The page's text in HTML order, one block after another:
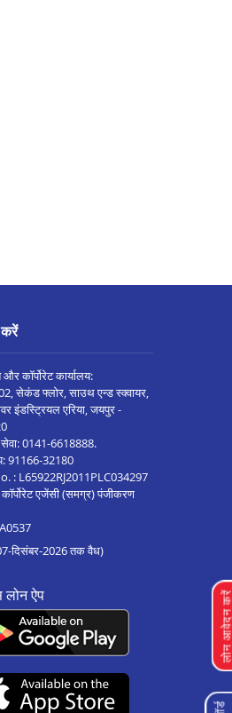
लोन
कॉर्पोरेट कार्यालय:
सेकंड फ्लोर, साउथ एन्ड स्क्वायर,
इंडस्ट्रियल एरिया, जयपुर -
0141-6618888.
91166-32180
: L65922RJ2011PLC034297
एजेंसी (समग्र) पंजीकरण
दिसंबर-2026 तक वैध)
ऐप